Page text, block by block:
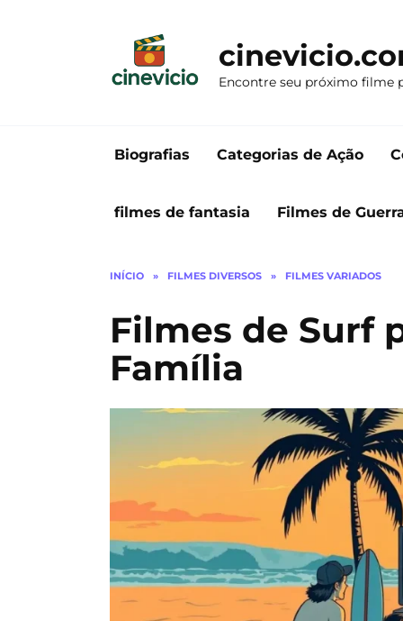
Encontre seu próximo filme
Biografias Categorias de Ação
filmes de fantasia Filmes de
INÍCIO » FILMES DIVERSOS » FILMES VARIADOS
Filmes de Surf
Família